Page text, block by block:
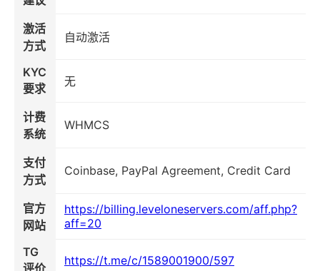
激活
方式
自动激活
KYC
要求
无
计费
系统
WHMCS
支付
方式
Coinbase, PayPal Agreement, Credit Card
官方
网站
https://billing.leveloneservers.com/aff.php?
aff=20
TG
https://t.me/c/1589001900/597